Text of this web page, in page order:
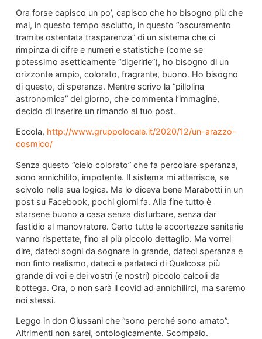
Ora forse capisco un po’, capisco che ho bisogno più che
mai, in questo tempo asciutto, in questo “oscuramento
tramite ostentata trasparenza” di un sistema che ci
rimpinza di cifre e numeri e statistiche (come se
potessimo asetticamente “digerirle”), ho bisogno di un
orizzonte ampio, colorato, fragrante, buono. Ho bisogno
di questo, di speranza. Mentre scrivo la “pillolina
astronomica” del giorno, che commenta l’immagine,
decido di inserire un rimando al tuo post.
Eccola, http://www.gruppolocale.it/2020/12/un-arazzo-
cosmico/
Senza questo “cielo colorato” che fa percolare speranza,
sono annichilito, impotente. Il sistema mi atterrisce, se
scivolo nella sua logica. Ma lo diceva bene Marabotti in un
post su Facebook, pochi giorni fa. Alla fine tutto è
starsene buono a casa senza disturbare, senza dar
fastidio al manovratore. Certo tutte le accortezze sanitarie
vanno rispettate, fino al più piccolo dettaglio. Ma vorrei
dire, dateci sogni da sognare in grande, dateci speranza e
non finto realismo, dateci e parlateci di Qualcosa più
grande di voi e dei vostri (e nostri) piccolo calcoli da
bottega. Ora, o non sarà il covid ad annichilirci, ma saremo
noi stessi.
Leggo in don Giussani che “sono perché sono amato”.
Altrimenti non sarei, ontologicamente. Scompaio.